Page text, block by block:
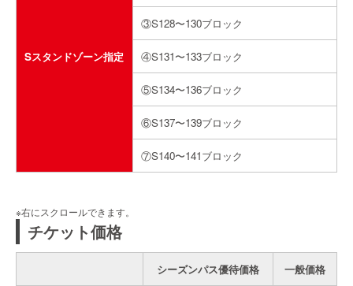
Sスタンドゾーン指定
③S128〜130ブロック
④S131〜133ブロック
⑤S134〜136ブロック
⑥S137〜139ブロック
⑦S140〜141ブロック
シーズンパス優待価格 一般価格
チケット価格